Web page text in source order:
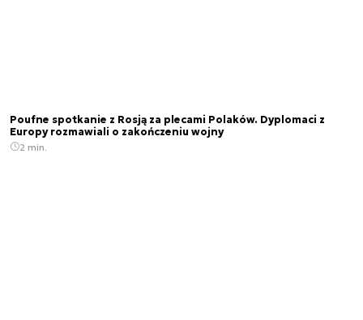
Poufne spotkanie z Rosją za plecami Polaków. Dyplomaci z
Europy rozmawiali o zakończeniu wojny
2 min.